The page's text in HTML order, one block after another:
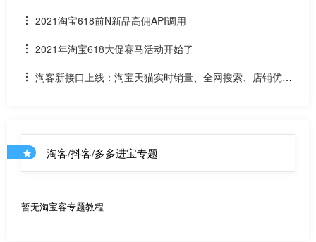
分是淘客双11预售订单是否已付尾款？预售中支付了定金的宝
贝该如何计算佣金
2021淘宝618前N新品高佣API调用
2021年淘宝618大促赛马活动开始了
淘客新接口上线：淘宝天猫实时销量、全网搜索、店铺优惠
淘客/抖客/多多进宝专题
暂无淘宝客专题教程